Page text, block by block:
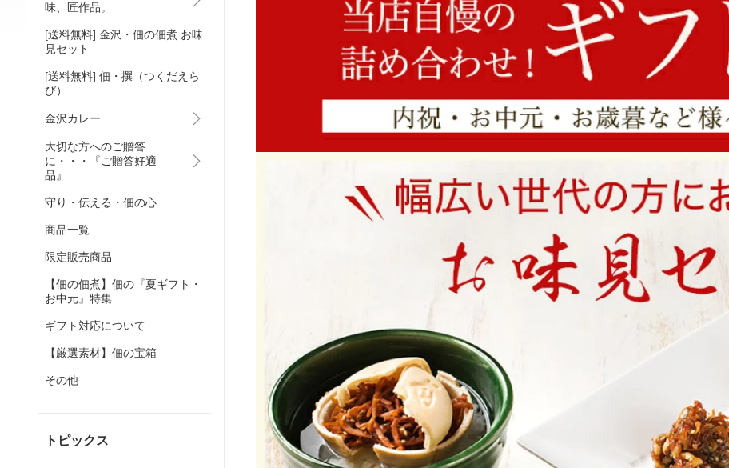
味、匠作品。
[送料無料] 金沢・佃の佃煮 お味
見セット
[送料無料] 佃・撰（つくだえら
び）
金沢カレー
大切な方へのご贈答
に・・・『ご贈答好適
品』
守り・伝える・佃の心
商品一覧
限定販売商品
【佃の佃煮】佃の『夏ギフト・
お中元』特集
ギフト対応について
【厳選素材】佃の宝箱
その他
トピックス